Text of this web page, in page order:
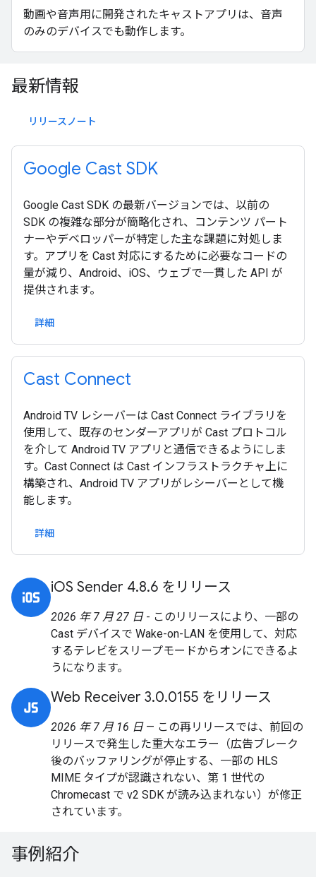
動画や音声用に開発されたキャストアプリは、音声
のみのデバイスでも動作します。
最新情報
リリースノート
Google Cast SDK
Google Cast SDK の最新バージョンでは、以前の
SDK の複雑な部分が簡略化され、コンテンツ パート
ナーやデベロッパーが特定した主な課題に対処しま
す。アプリを Cast 対応にするために必要なコードの
量が減り、Android、iOS、ウェブで一貫した API が
提供されます。
詳細
Cast Connect
Android TV レシーバーは Cast Connect ライブラリを
使用して、既存のセンダーアプリが Cast プロトコル
を介して Android TV アプリと通信できるようにしま
す。Cast Connect は Cast インフラストラクチャ上に
構築され、Android TV アプリがレシーバーとして機
能します。
詳細
iOS Sender 4.8.6 をリリース
2026 年 7 月 27 日- このリリースにより、一部の
Cast デバイスで Wake-on-LAN を使用して、対応
するテレビをスリープモードからオンにできるよ
うになります。
Web Receiver 3.0.0155 をリリース
2026 年 7 月 16 日— この再リリースでは、前回の
リリースで発生した重大なエラー（広告ブレーク
後のバッファリングが停止する、一部の HLS
MIME タイプが認識されない、第 1 世代の
Chromecast で v2 SDK が読み込まれない）が修正
されています。
事例紹介